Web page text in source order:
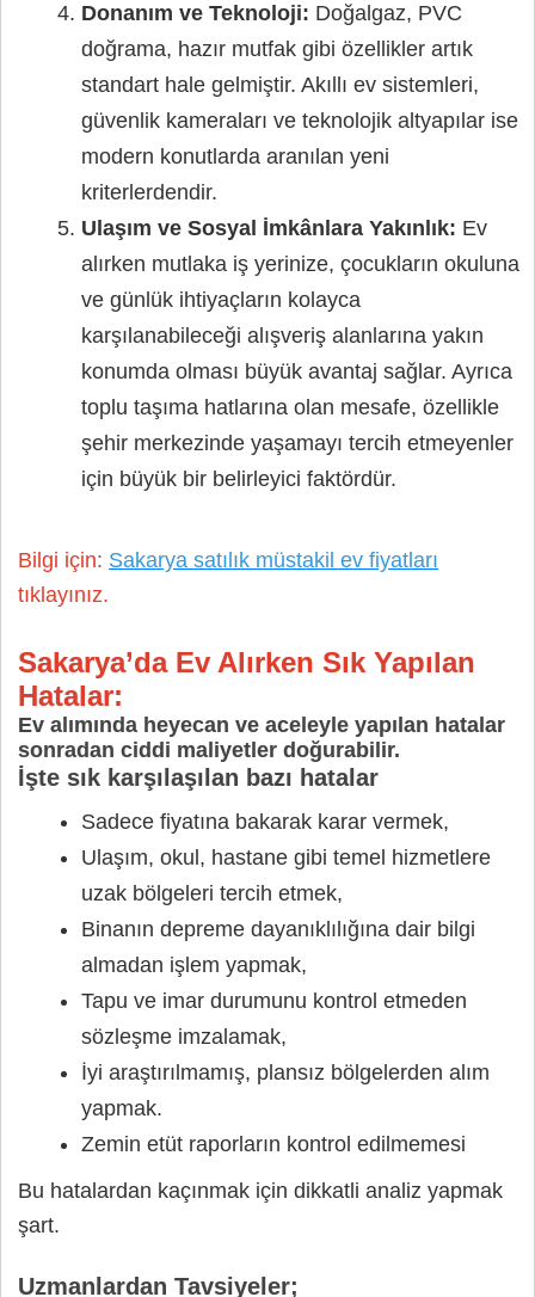
Donanım ve Teknoloji: Doğalgaz, PVC
doğrama, hazır mutfak gibi özellikler artık
standart hale gelmiştir. Akıllı ev sistemleri,
güvenlik kameraları ve teknolojik altyapılar ise
modern konutlarda aranılan yeni
kriterlerdendir.
Ulaşım ve Sosyal İmkânlara Yakınlık: Ev
alırken mutlaka iş yerinize, çocukların okuluna
ve günlük ihtiyaçların kolayca
karşılanabileceği alışveriş alanlarına yakın
konumda olması büyük avantaj sağlar. Ayrıca
toplu taşıma hatlarına olan mesafe, özellikle
şehir merkezinde yaşamayı tercih etmeyenler
için büyük bir belirleyici faktördür.
Bilgi için: Sakarya satılık müstakil ev fiyatları
tıklayınız.
Sakarya’da Ev Alırken Sık Yapılan
Hatalar:
Ev alımında heyecan ve aceleyle yapılan hatalar
sonradan ciddi maliyetler doğurabilir.
İşte sık karşılaşılan bazı hatalar
Sadece fiyatına bakarak karar vermek,
Ulaşım, okul, hastane gibi temel hizmetlere
uzak bölgeleri tercih etmek,
Binanın depreme dayanıklılığına dair bilgi
almadan işlem yapmak,
Tapu ve imar durumunu kontrol etmeden
sözleşme imzalamak,
İyi araştırılmamış, plansız bölgelerden alım
yapmak.
Zemin etüt raporların kontrol edilmemesi
Bu hatalardan kaçınmak için dikkatli analiz yapmak
şart.
Uzmanlardan Tavsiyeler;